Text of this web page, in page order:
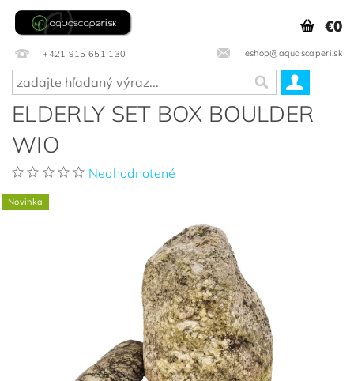
+421 915 651 130 eshop@aquascaperi.sk
€0
ELDERLY SET BOX BOULDER
WIO
Neohodnotené
Novinka